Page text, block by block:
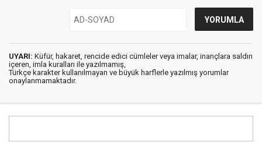
UYARI: Küfür, hakaret, rencide edici cümleler veya imalar, inançlara saldırı
içeren, imla kuralları ile yazılmamış,
Türkçe karakter kullanılmayan ve büyük harflerle yazılmış yorumlar
onaylanmamaktadır.